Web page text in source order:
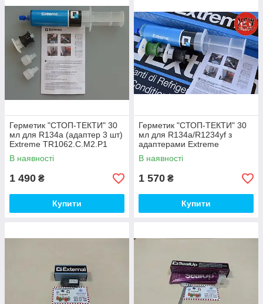
Герметик "СТОП-ТЕКТИ" 30
мл для R134a (адаптер 3 шт)
Extreme TR1062.C.M2.P1
Errecom
В наявності
1 490 ₴
Купити
Герметик "СТОП-ТЕКТИ" 30
мл для R134a/R1234yf з
адаптерами Extreme
TR1062.C.M4.S2 Errecom
В наявності
1 570 ₴
Купити